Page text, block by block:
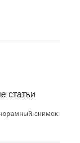
статьи
снимок